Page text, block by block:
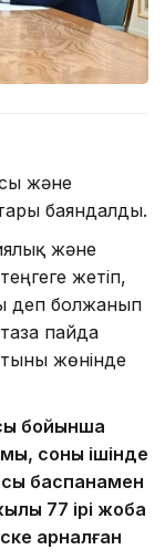
және
баяндалды.
және
жетіп,
деп болжанып
пайда
жөнінде
бойынша
соның ішінде
баспанамен
77 ірі жоба
арналған